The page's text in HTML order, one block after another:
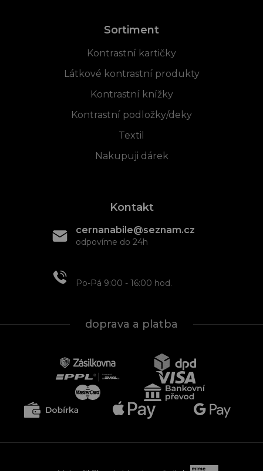
Sortiment
Kontrastní kartičky
Látkové kontrastní produkty
Kontrastní knížky
Kontrastní podložky/deky
Textil
Nakupuji dárek
Kontakt
cernanabile@seznam.cz
odpovíme do 24h
Po-Pá 9:00 - 16:00 hod.
doprava a platba